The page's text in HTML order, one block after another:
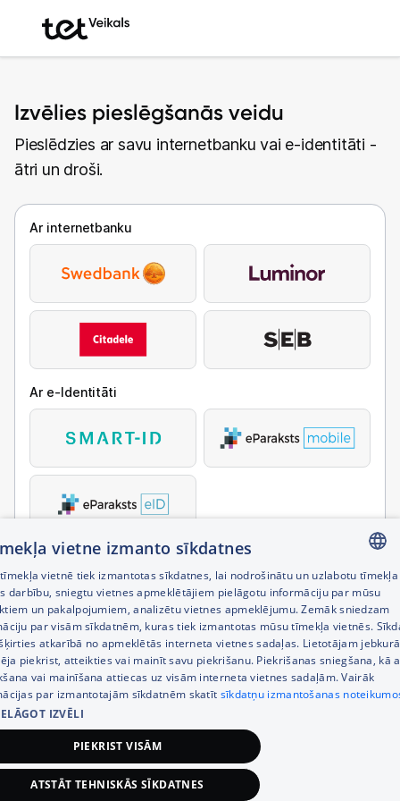
Izvēlies pieslēgšanās veidu
Pieslēdzies ar savu internetbanku vai e-identitāti -
ātri un droši.
Ar internetbanku
Ar e-Identitāti
LATVIAN
RUSSIAN
ENGLISH
vietne izmanto sīkdatnes
vietnē tiek izmantotas sīkdatnes, lai nodrošinātu un uzlabotu tīmekļa
darbību, sniegtu vietnes apmeklētājiem pielāgotu informāciju par mūsu
un pakalpojumiem, analizētu vietnes apmeklējumu. Zemāk sniedzam
par visām sīkdatnēm, kuras tiek izmantotas mūsu tīmekļa vietnēs.
atkarībā no apmeklētās interneta vietnes sadaļas. Lietotājam
piekrist, atteikties vai mainīt savu piekrišanu. Piekrišanas sniegšana, kā
vai mainīšana attiecas uz visām interneta vietnes sadaļām. Vairāk
par izmantotajām sīkdatnēm skatīt sīkdatņu izmantošanas
IZVĒLI
PIEKRIST VISĀM
ATSTĀT TEHNISKĀS SĪKDATNES